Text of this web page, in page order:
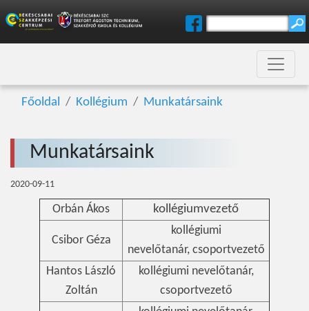
Főoldal Kollégium Munkatársaink
Munkatársaink
2020-09-11
Orbán Ákos kollégiumvezető
Csibor Géza
kollégiumi
nevelőtanár, csoportvezető
Hantos László
Zoltán
kollégiumi nevelőtanár,
csoportvezető